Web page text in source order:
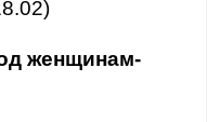
женщинам-